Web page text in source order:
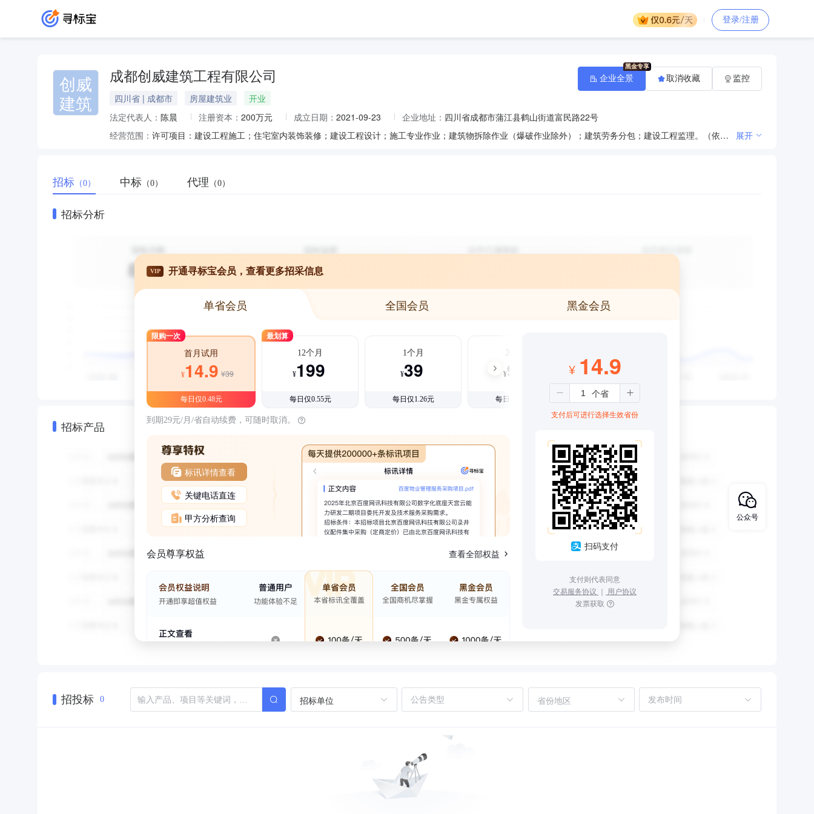
登录/注册
创威
建筑
成都创威建筑工程有限公司
四川省 | 成都市 房屋建筑业
开业
法定代表人： 陈晨 注册资本： 200万元 成立日期： 2021-09-23 企业地址： 四川省成都市蒲江县鹤山街道富民路22号
经营范围：
许可项目：建设工程施工；住宅室内装饰装修；建设工程设计；施工专业作业；建筑物拆除作业（爆破作业除外）；建筑劳务分包；建设工程监理。（依法须经批准的项目，经相关部门批准后方可开展经营活动，具体经营项目以相关部门批准文件或许可证件为准）一般项目：金属门窗工程施工；市政设施管理；园林绿化工程施工；对外承包工程；工程管理服务；城乡市容管理；土地整治服务；体育场地设施工程施工；建筑物清洁服务；住宅水电安装维护服务；工程和技术研究和试验发展；普通机械设备安装服务；劳务服务（不含劳务派遣）；建筑材料销售。（除依法须经批准的项目外，凭营业执照依法自主开展经营活动） 展开
企业全景 取消收藏 监控
招标 （0） 中标 （0） 代理 （0）
招标分析
招标产品
VIP 开通寻标宝会员，查看更多招采信息
单省会员 全国会员 黑金会员
限购一次
首月试用
¥14.9 ¥39
每日仅0.48元
最划算
12个月
¥199
每日仅0.55元
1个月
¥39
每日仅1.26元
3个月
¥99
每日仅1.08元
到期29元/月/省自动续费，可随时取消。
标讯详情查看
关键电话直连
甲方分析查询
会员尊享权益 查看全部权益
¥ 14.9
支付后可进行选择生效省份
扫码支付
支付则代表同意
交易服务协议 ｜ 用户协议
发票获取
招投标 0 招标单位 省份地区
公众号